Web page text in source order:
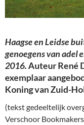
Haagse en Leidse
genoegens van adel
2016.Auteur René
exemplaar
Koning van Zuid-
(tekst gedeeltelijk
Verschoor